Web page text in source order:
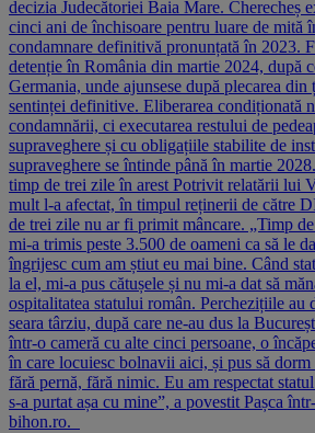
decizia Judecătoriei Baia Mare. Cherecheș
cinci ani de închisoare pentru luare de mită
condamnare definitivă pronunțată în 2023.
detenție în România din martie 2024, după
Germania, unde ajunsese după plecarea
sentinței definitive. Eliberarea condiționată
condamnării, ci executarea restului de
supraveghere și cu obligațiile stabilite de
supraveghere se întinde până în martie
timp de trei zile în arest Potrivit relatării lui
mult l-a afectat, în timpul reținerii de către
de trei zile nu ar fi primit mâncare. „Timp
mi-a trimis peste 3.500 de oameni ca să le
îngrijesc cum am știut eu mai bine. Când
la el, mi-a pus cătușele și nu mi-a dat să
ospitalitatea statului român. Perchezițiile au
seara târziu, după care ne-au dus la
într-o cameră cu alte cinci persoane, o
în care locuiesc bolnavii aici, și pus să dorm
fără pernă, fără nimic. Eu am respectat
s-a purtat așa cu mine”, a povestit Pașca
bihon.ro.